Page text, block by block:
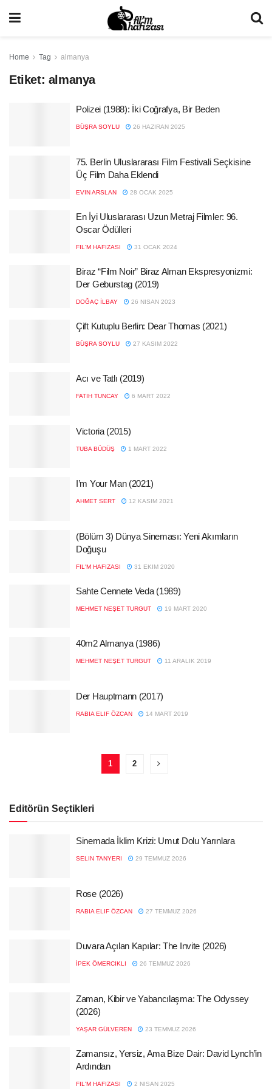
Home Tag almanya
Etiket: almanya
Polizei (1988): İki Coğrafya, Bir Beden
BÜŞRA SOYLU 26 HAZIRAN 2025
75. Berlin Uluslararası Film Festivali Seçkisine
Üç Film Daha Eklendi
EVIN ARSLAN 28 OCAK 2025
En İyi Uluslararası Uzun Metraj Filmler: 96.
Oscar Ödülleri
FIL'M HAFIZASI 31 OCAK 2024
Biraz “Film Noir” Biraz Alman Ekspresyonizmi:
Der Geburstag (2019)
DOĞAÇ İLBAY 26 NISAN 2023
Çift Kutuplu Berlin: Dear Thomas (2021)
BÜŞRA SOYLU 27 KASIM 2022
Acı ve Tatlı (2019)
FATIH TUNCAY 6 MART 2022
Victoria (2015)
TUBA BÜDÜŞ 1 MART 2022
I’m Your Man (2021)
AHMET SERT 12 KASIM 2021
(Bölüm 3) Dünya Sineması: Yeni Akımların
Doğuşu
FIL'M HAFIZASI 31 EKIM 2020
Sahte Cennete Veda (1989)
MEHMET NEŞET TURGUT 19 MART 2020
40m2 Almanya (1986)
MEHMET NEŞET TURGUT 11 ARALIK 2019
Der Hauptmann (2017)
RABIA ELIF ÖZCAN 14 MART 2019
1 2
Editörün Seçtikleri
Sinemada İklim Krizi: Umut Dolu Yarınlara
SELIN TANYERI 29 TEMMUZ 2026
Rose (2026)
RABIA ELIF ÖZCAN 27 TEMMUZ 2026
Duvara Açılan Kapılar: The Invite (2026)
İPEK ÖMERCIKLI 26 TEMMUZ 2026
Zaman, Kibir ve Yabancılaşma: The Odyssey
(2026)
YAŞAR GÜLVEREN 23 TEMMUZ 2026
Zamansız, Yersiz, Ama Bize Dair: David Lynch’in
Ardından
FIL'M HAFIZASI 2 NISAN 2025